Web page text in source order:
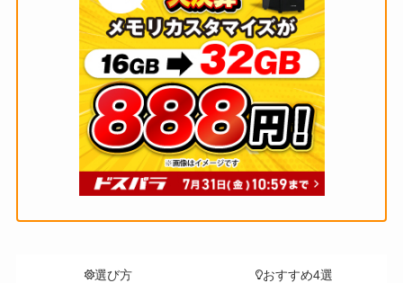
選び方 おすすめ4選